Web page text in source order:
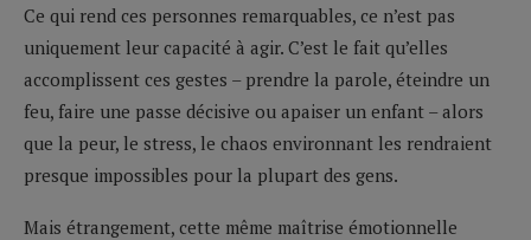
Ce qui rend ces personnes remarquables, ce n’est pas
uniquement leur capacité à agir. C’est le fait qu’elles
accomplissent ces gestes – prendre la parole, éteindre un
feu, faire une passe décisive ou apaiser un enfant – alors
que la peur, le stress, le chaos environnant les rendraient
presque impossibles pour la plupart des gens.
Mais étrangement, cette même maîtrise émotionnelle